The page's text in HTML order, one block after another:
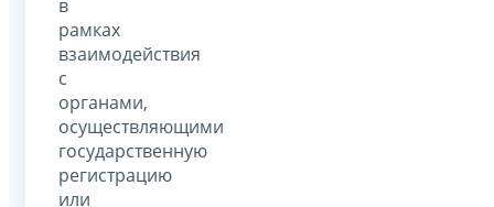
в
рамках
взаимодействия
с
органами,
осуществляющими
государственную
регистрацию
или